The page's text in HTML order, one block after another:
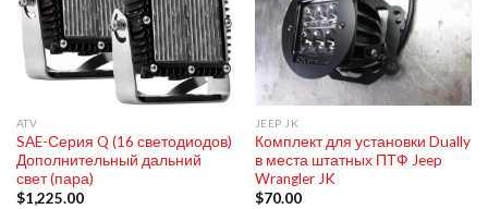
ATV
SAE-Серия Q (16 светодиодов)
Дополнительный дальний
свет (пара)
$1,225.00
JEEP JK
Комплект для установки Dually
в места штатных ПТФ Jeep
Wrangler JK
$70.00